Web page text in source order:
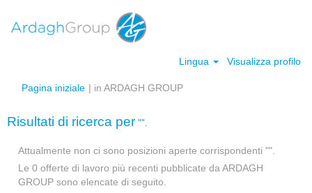
Lingua Visualizza profilo
Pagina iniziale | in ARDAGH GROUP(pagina
Risultati di ricerca per "".
Attualmente non ci sono posizioni aperte corrispondenti "".
Le 0 offerte di lavoro più recenti pubblicate da ARDAGH
GROUP sono elencate di seguito.